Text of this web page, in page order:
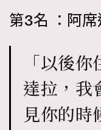
第3名 ：阿席
「以後
達拉，我
見你的時